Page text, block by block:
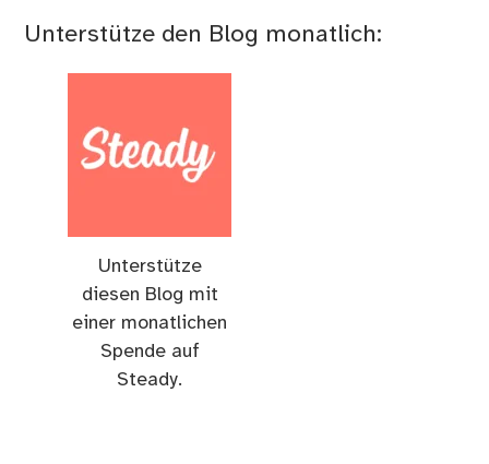
Unterstütze den Blog monatlich:
Unterstütze
diesen Blog mit
einer monatlichen
Spende auf
Steady.